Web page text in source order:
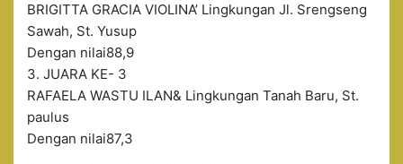
BRIGITTA GRACIA VIOLINA’ Lingkungan Jl. Srengseng
Sawah, St. Yusup
Dengan nilai88,9
3. JUARA KE- 3
RAFAELA WASTU ILAN& Lingkungan Tanah Baru, St.
paulus
Dengan nilai87,3